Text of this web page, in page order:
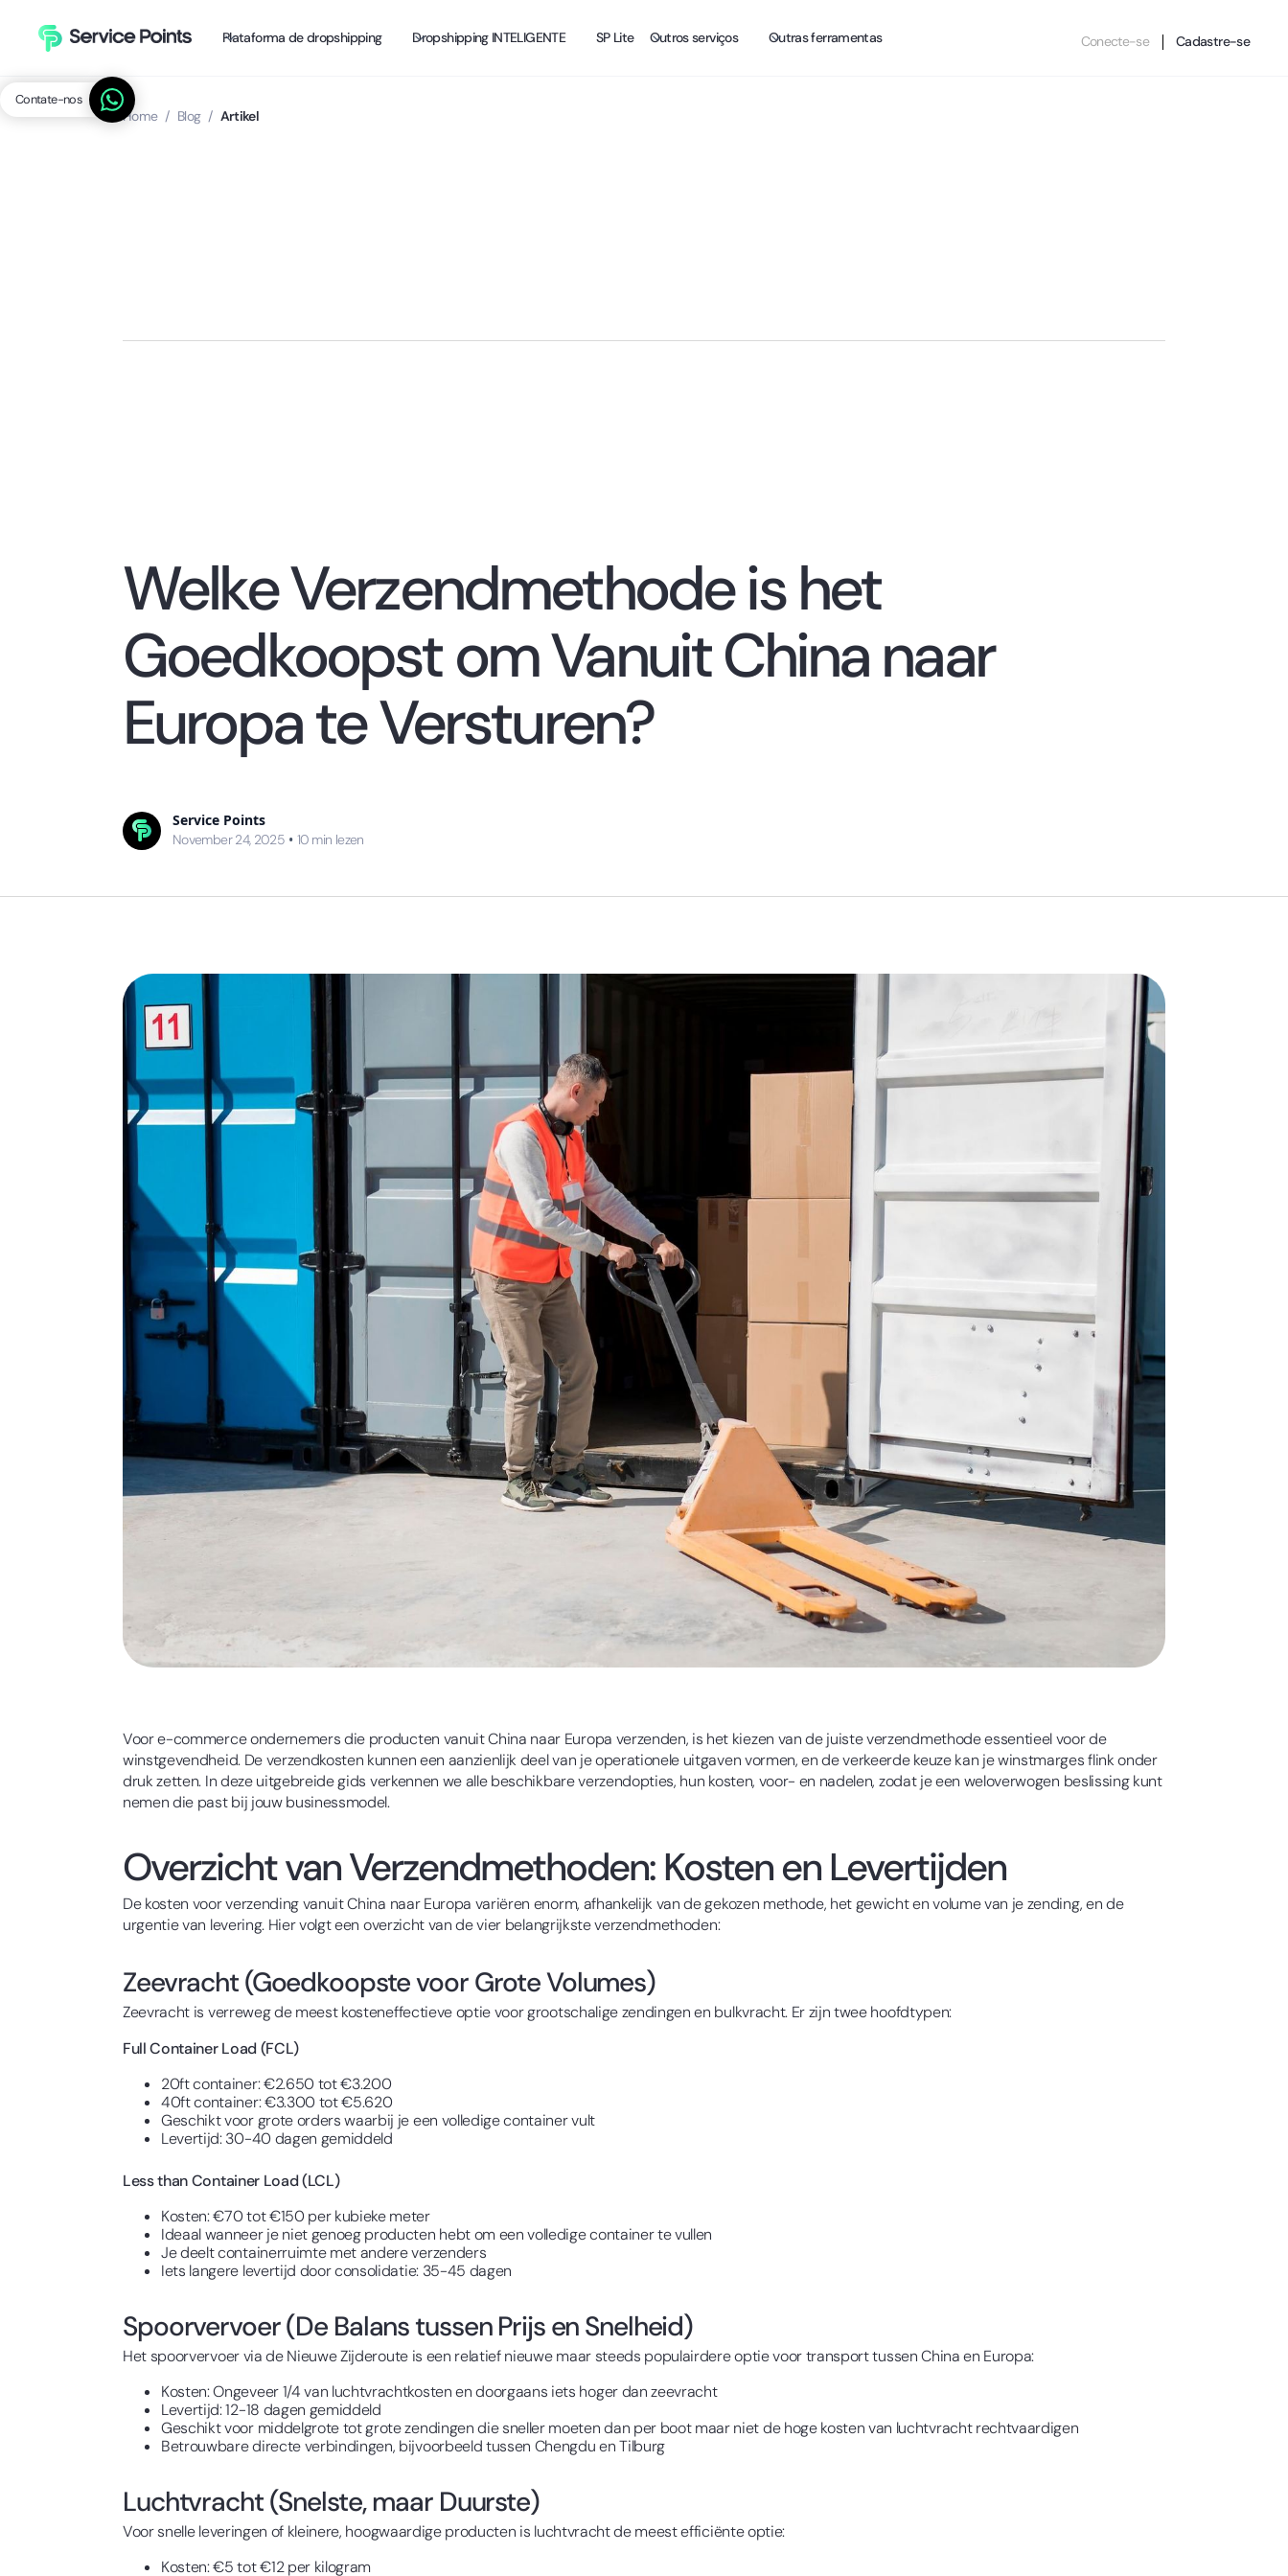
Plataforma de dropshipping Dropshipping INTELIGENTE SP Lite Outros serviços Outras ferramentas Conecte-se Cadastre-se
Contate-nos
Home / Blog / Artikel
Welke Verzendmethode is het
Goedkoopst om Vanuit China naar
Europa te Versturen?
Service Points
November 24, 2025 • 10 min lezen
Voor e-commerce ondernemers die producten vanuit China naar Europa verzenden, is het kiezen van de juiste verzendmethode essentieel voor de
winstgevendheid. De verzendkosten kunnen een aanzienlijk deel van je operationele uitgaven vormen, en de verkeerde keuze kan je winstmarges flink onder
druk zetten. In deze uitgebreide gids verkennen we alle beschikbare verzendopties, hun kosten, voor- en nadelen, zodat je een weloverwogen beslissing kunt
nemen die past bij jouw businessmodel.
Overzicht van Verzendmethoden: Kosten en Levertijden
De kosten voor verzending vanuit China naar Europa variëren enorm, afhankelijk van de gekozen methode, het gewicht en volume van je zending, en de
urgentie van levering. Hier volgt een overzicht van de vier belangrijkste verzendmethoden:
Zeevracht (Goedkoopste voor Grote Volumes)
Zeevracht is verreweg de meest kosteneffectieve optie voor grootschalige zendingen en bulkvracht. Er zijn twee hoofdtypen:
Full Container Load (FCL)
20ft container: €2.650 tot €3.200
40ft container: €3.300 tot €5.620
Geschikt voor grote orders waarbij je een volledige container vult
Levertijd: 30-40 dagen gemiddeld
Less than Container Load (LCL)
Kosten: €70 tot €150 per kubieke meter
Ideaal wanneer je niet genoeg producten hebt om een volledige container te vullen
Je deelt containerruimte met andere verzenders
Iets langere levertijd door consolidatie: 35-45 dagen
Spoorvervoer (De Balans tussen Prijs en Snelheid)
Het spoorvervoer via de Nieuwe Zijderoute is een relatief nieuwe maar steeds populairdere optie voor transport tussen China en Europa:
Kosten: Ongeveer 1/4 van luchtvrachtkosten en doorgaans iets hoger dan zeevracht
Levertijd: 12-18 dagen gemiddeld
Geschikt voor middelgrote tot grote zendingen die sneller moeten dan per boot maar niet de hoge kosten van luchtvracht rechtvaardigen
Betrouwbare directe verbindingen, bijvoorbeeld tussen Chengdu en Tilburg
Luchtvracht (Snelste, maar Duurste)
Voor snelle leveringen of kleinere, hoogwaardige producten is luchtvracht de meest efficiënte optie:
Kosten: €5 tot €12 per kilogram